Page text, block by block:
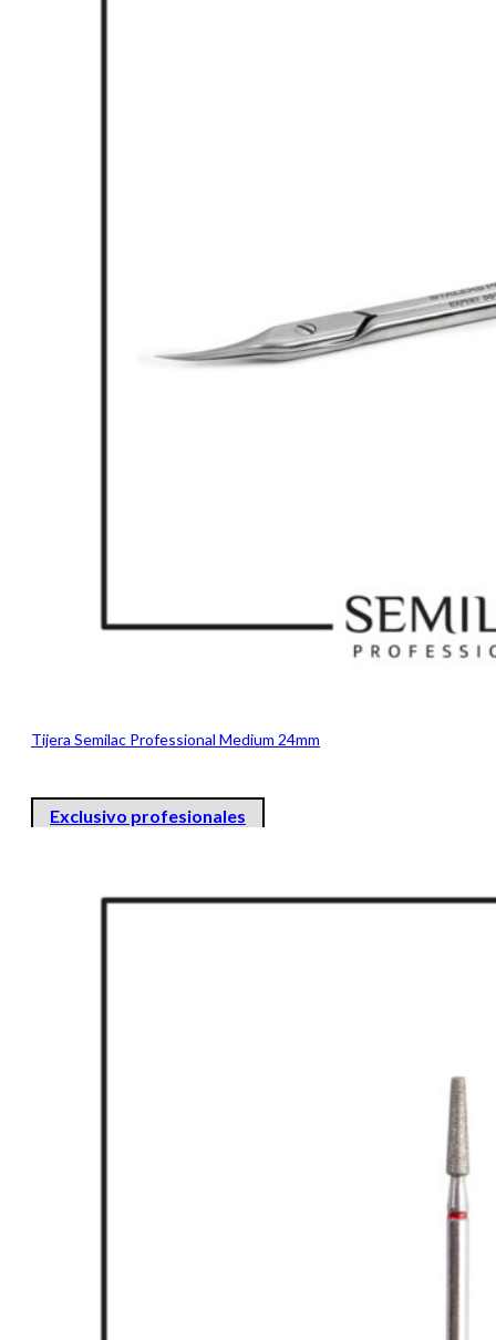
Tijera Semilac Professional Medium 24mm
Exclusivo profesionales